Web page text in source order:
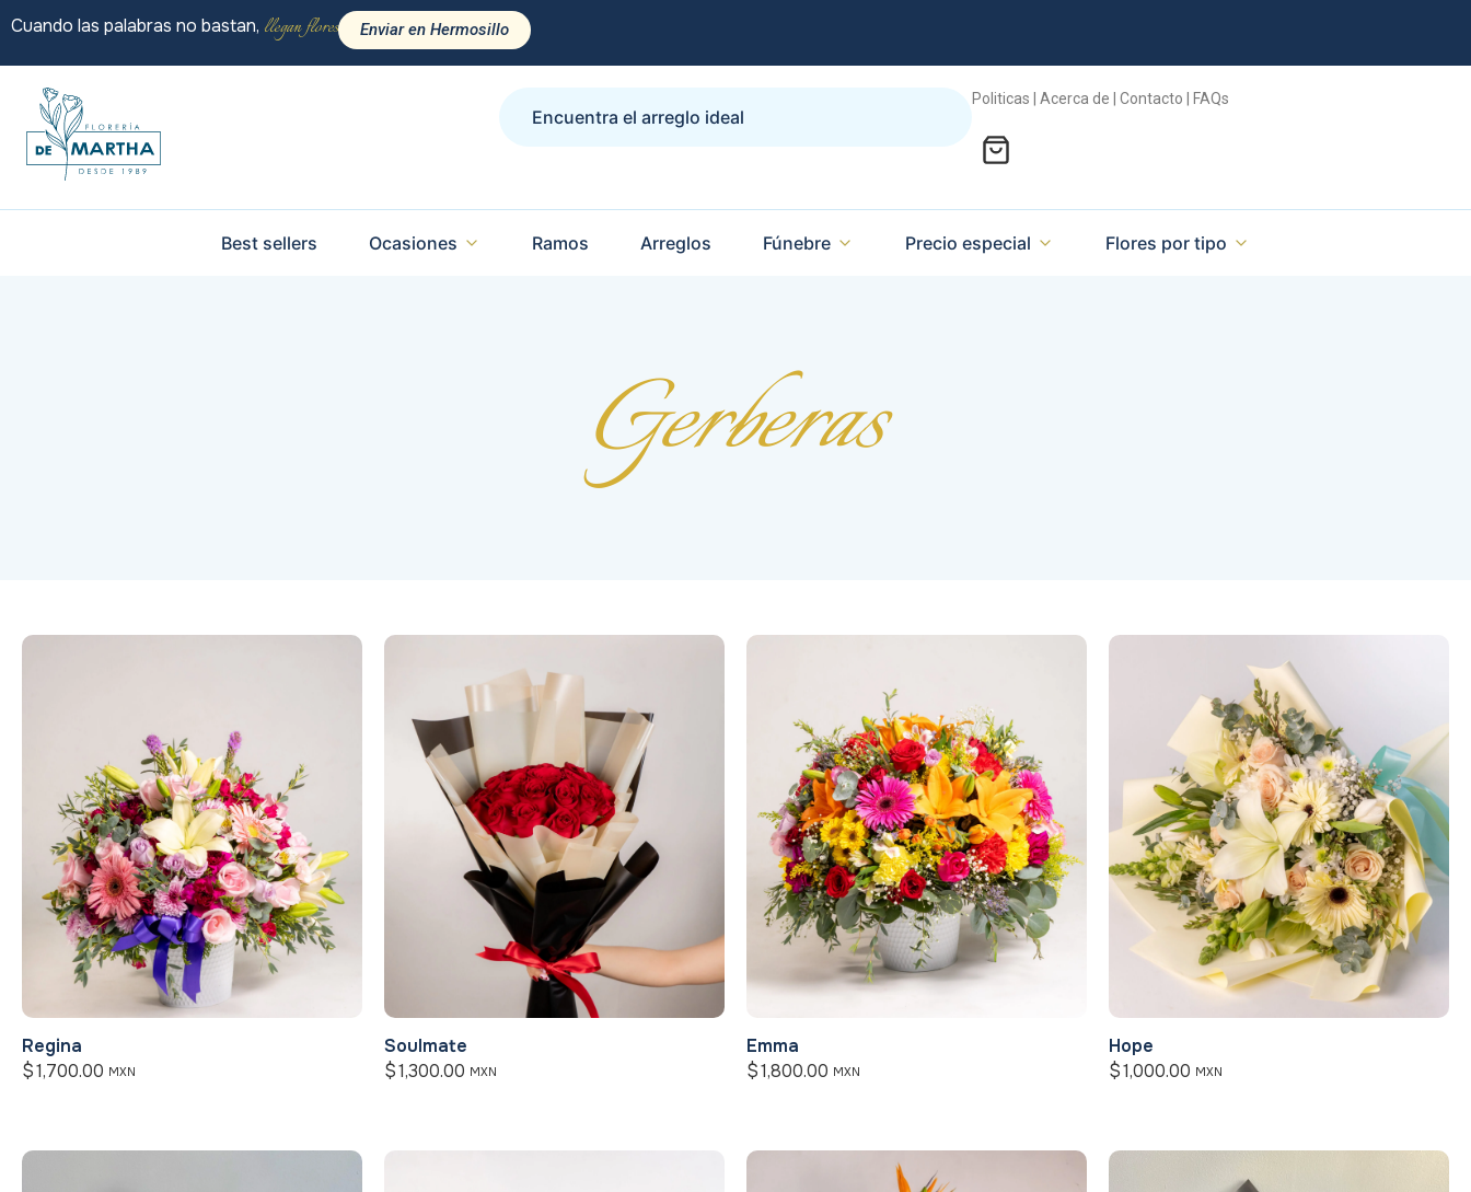
Cuando las palabras no bastan, llegan flores Enviar en Hermosillo
Politicas | Acerca de | Contacto | FAQs
Best sellers Ocasiones Ramos Arreglos Fúnebre Precio especial Flores por tipo
Gerberas
Regina
$1,700.00 MXN
Soulmate
$1,300.00 MXN
Emma
$1,800.00 MXN
Hope
$1,000.00 MXN